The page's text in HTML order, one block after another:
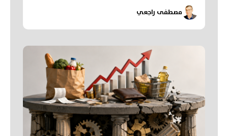
مصطفى راجعي